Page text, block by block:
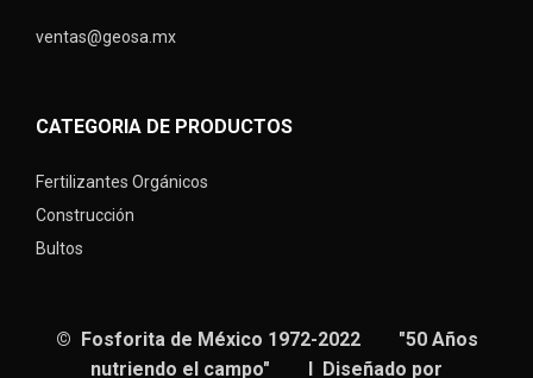
ventas@geosa.mx
CATEGORIA DE PRODUCTOS
Fertilizantes Orgánicos
Construcción
Bultos
© Fosforita de México 1972-2022 "50 Años
nutriendo el campo" I Diseñado por